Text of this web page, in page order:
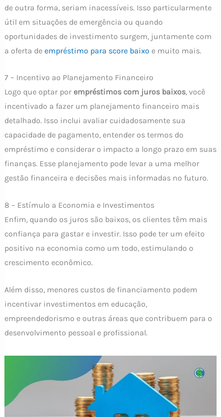
de outra forma, seriam inacessíveis. Isso particularmente
útil em situações de emergência ou quando
oportunidades de investimento surgem, juntamente com
a oferta de empréstimo para score baixo e muito mais.
7 – Incentivo ao Planejamento Financeiro
Logo que optar por empréstimos com juros baixos, você
incentivado a fazer um planejamento financeiro mais
detalhado. Isso inclui avaliar cuidadosamente sua
capacidade de pagamento, entender os termos do
empréstimo e considerar o impacto a longo prazo em suas
finanças. Esse planejamento pode levar a uma melhor
gestão financeira e decisões mais informadas no futuro.
8 – Estímulo a Economia e Investimentos
Enfim, quando os juros são baixos, os clientes têm mais
confiança para gastar e investir. Isso pode ter um efeito
positivo na economia como um todo, estimulando o
crescimento econômico.
Além disso, menores custos de financiamento podem
incentivar investimentos em educação,
empreendedorismo e outras áreas que contribuem para o
desenvolvimento pessoal e profissional.